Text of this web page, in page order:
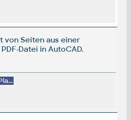
von Seiten aus einer
Datei in AutoCAD.